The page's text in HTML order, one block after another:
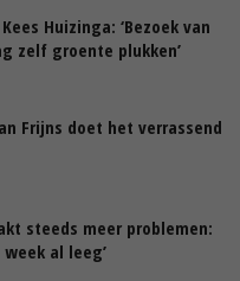
Huizinga: ‘Bezoek van
zelf groente plukken’
Frijns doet het verrassend
steeds meer problemen:
al leeg’